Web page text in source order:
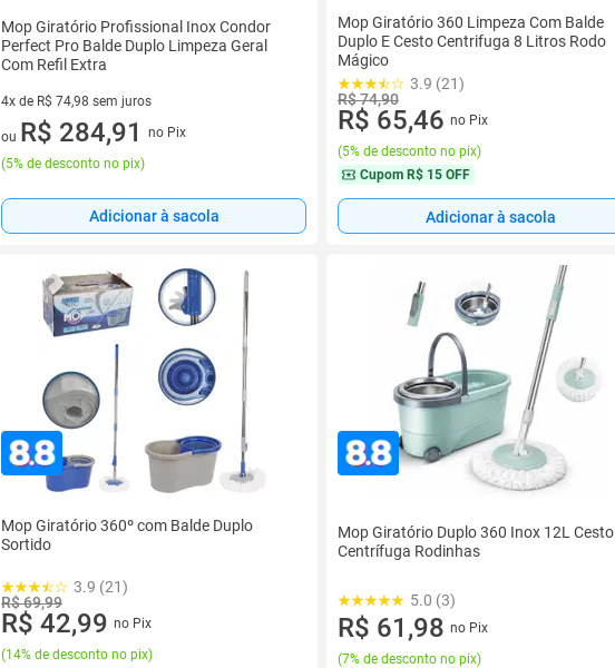
Mop Giratório Profissional Inox Condor
Perfect Pro Balde Duplo Limpeza Geral
Com Refil Extra
4x de R$ 74,98 sem juros
4 vez de R$ 74,98 sem juros
ou R$ 284,91
no Pix
(5% de desconto no pix)
Adicionar à sacola
Mop Giratório 360 Limpeza Com Balde
Duplo E Cesto Centrifuga 8 Litros Rodo
Mágico
3.9 (21)
R$ 74,90
R$ 65,46 no Pix
(5% de desconto no pix)
Cupom R$ 15 OFF
Adicionar à sacola
Mop Giratório 360º com Balde Duplo
Sortido
3.9 (21)
R$ 69,99
R$ 42,99 no Pix
(14% de desconto no pix)
Mop Giratório Duplo 360 Inox 12L Cesto
Centrífuga Rodinhas
5.0 (3)
R$ 61,98 no Pix
(7% de desconto no pix)